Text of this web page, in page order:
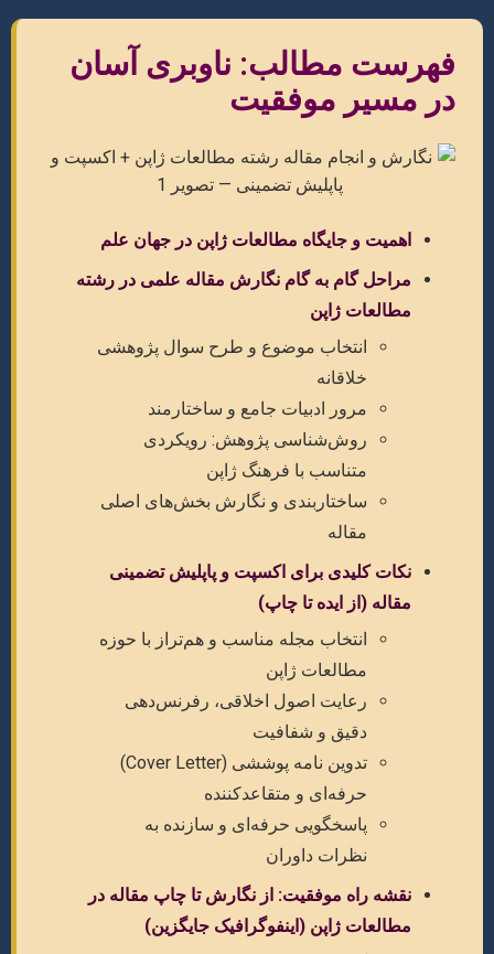
فهرست مطالب: ناوبری آسان
در مسیر موفقیت
اهمیت و جایگاه مطالعات ژاپن در جهان علم
مراحل گام به گام نگارش مقاله علمی در رشته
مطالعات ژاپن
انتخاب موضوع و طرح سوال پژوهشی
خلاقانه
مرور ادبیات جامع و ساختارمند
روش‌شناسی پژوهش: رویکردی
متناسب با فرهنگ ژاپن
ساختاربندی و نگارش بخش‌های اصلی
مقاله
نکات کلیدی برای اکسپت و پاپلیش تضمینی
مقاله (از ایده تا چاپ)
انتخاب مجله مناسب و هم‌تراز با حوزه
مطالعات ژاپن
رعایت اصول اخلاقی، رفرنس‌دهی
دقیق و شفافیت
تدوین نامه پوششی (Cover Letter)
حرفه‌ای و متقاعدکننده
پاسخگویی حرفه‌ای و سازنده به
نظرات داوران
نقشه راه موفقیت: از نگارش تا چاپ مقاله در
مطالعات ژاپن (اینفوگرافیک جایگزین)